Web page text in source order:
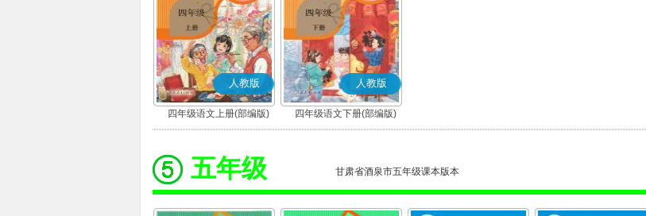
人教版
四年级语文上册(部编版)
人教版
四年级语文下册(部编版)
五年级 甘肃省酒泉市五年级课本版本